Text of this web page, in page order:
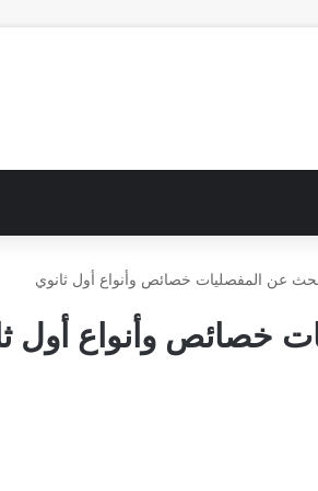
عن المفصليات خصائص وأنواع أول ثانوي
خصائص وأنواع أول